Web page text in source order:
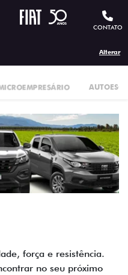
CONTATO
Alterar
força e resistência.
no seu próximo